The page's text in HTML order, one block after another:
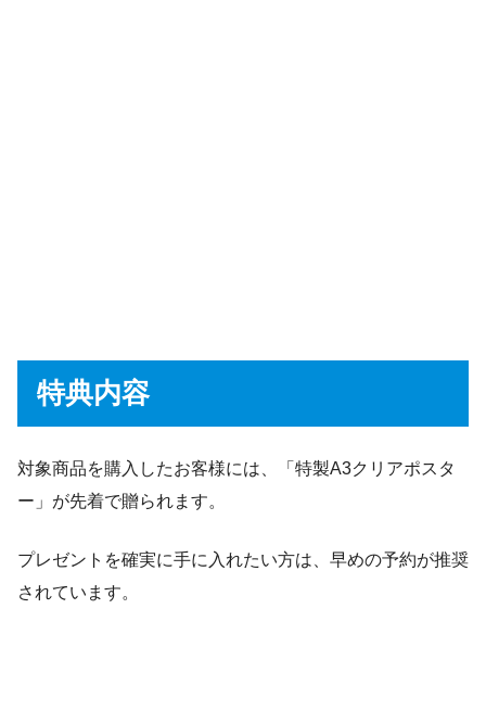
特典内容
対象商品を購入したお客様には、「特製A3クリアポスタ
ー」が先着で贈られます。
プレゼントを確実に手に入れたい方は、早めの予約が推奨
されています。